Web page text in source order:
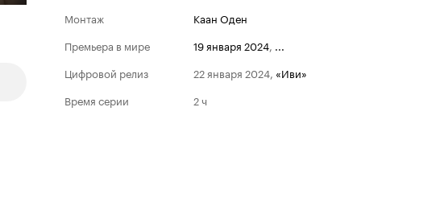
Монтаж
Каан Оден
Премьера в мире
19 января 2024, ...
Цифровой релиз
22 января 2024, «Иви»
Время серии
2 ч